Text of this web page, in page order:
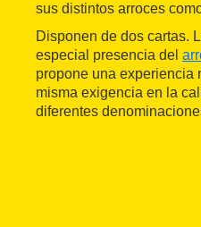
sus distintos arroces
Disponen de dos cartas.
especial presencia del
propone una experiencia
misma exigencia en la
diferentes